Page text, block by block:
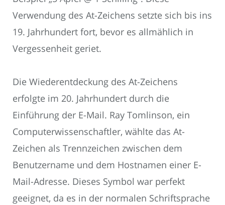
Verwendung des At-Zeichens setzte sich bis ins
19. Jahrhundert fort, bevor es allmählich in
Vergessenheit geriet.
Die Wiederentdeckung des At-Zeichens
erfolgte im 20. Jahrhundert durch die
Einführung der E-Mail. Ray Tomlinson, ein
Computerwissenschaftler, wählte das At-
Zeichen als Trennzeichen zwischen dem
Benutzername und dem Hostnamen einer E-
Mail-Adresse. Dieses Symbol war perfekt
geeignet, da es in der normalen Schriftsprache